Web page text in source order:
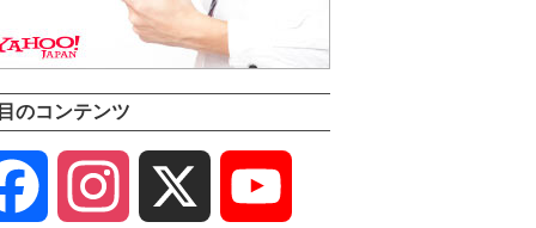
のコンテンツ
Facebook Instagram